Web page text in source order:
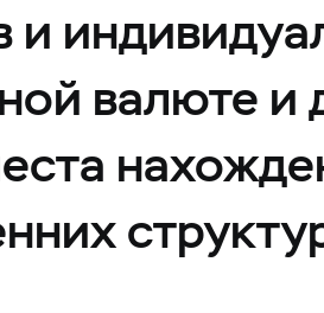
и
валюте и